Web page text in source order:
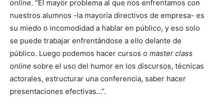
online. “El mayor problema al que nos enfrentamos con
nuestros alumnos -la mayoría directivos de empresa- es
su miedo o incomodidad a hablar en público, y eso solo
se puede trabajar enfrentándose a ello delante de
público. Luego podemos hacer cursos o master class
online sobre el uso del humor en los discursos, técnicas
actorales, estructurar una conferencia, saber hacer
presentaciones efectivas…”.